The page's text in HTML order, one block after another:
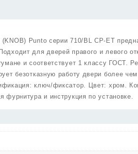
Punto серии 710/BL CP-ET
для дверей правого и левого
и соответствует 1 классу ГОСТ.
безотказную работу двери более
ключ/фиксатор. Цвет: хром.
фурнитура и инструкция по установке.